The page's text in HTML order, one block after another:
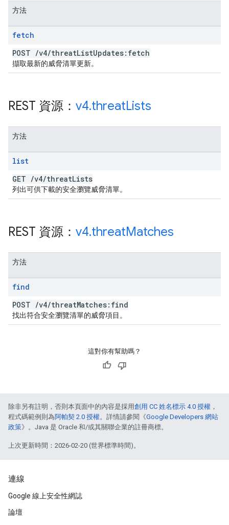
方法
fetch
POST /v4/threatListUpdates:fetch
擷取最新的威脅清單更新。
REST 資源： v4.threatLists
方法
list
GET /v4/threatLists
列出可供下載的安全瀏覽威脅清單。
REST 資源： v4.threatMatches
方法
find
POST /v4/threatMatches:find
找出符合安全瀏覽清單的威脅項目。
這對你有幫助嗎？
除非另有註明，否則本頁面中的內容是採用創用 CC 姓名標示 4.0 授權 ，
程式碼範例則為阿帕契 2.0 授權。詳情請參閱《Google Developers 網站
政策》。Java 是 Oracle 和/或其關聯企業的註冊商標。
上次更新時間：2026-02-20 (世界標準時間)。
連線
Google 線上安全性網誌
論壇